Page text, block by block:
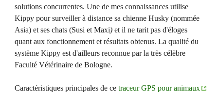
solutions concurrentes. Une de mes connaissances utilise
Kippy pour surveiller à distance sa chienne Husky (nommée
Asia) et ses chats (Susi et Maxi) et il ne tarit pas d'éloges
quant aux fonctionnement et résultats obtenus. La qualité du
système Kippy est d'ailleurs reconnue par la très célèbre
Faculté Vétérinaire de Bologne.
Caractéristiques principales de ce traceur GPS pour animaux